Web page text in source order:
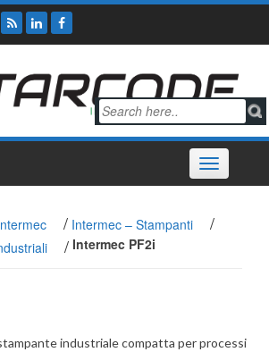
Toggle
navigation
/ Intermec – Stampanti /
/ Intermec PF2i
industriale compatta per processi